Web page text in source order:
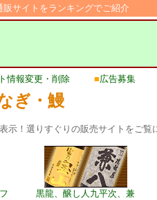
販サイトをランキングでご紹介
情報変更・削除 ■広告募集
ぎ・鰻
示！選りすぐりの販売サイトをご覧
黒龍、醸し人九平次、兼